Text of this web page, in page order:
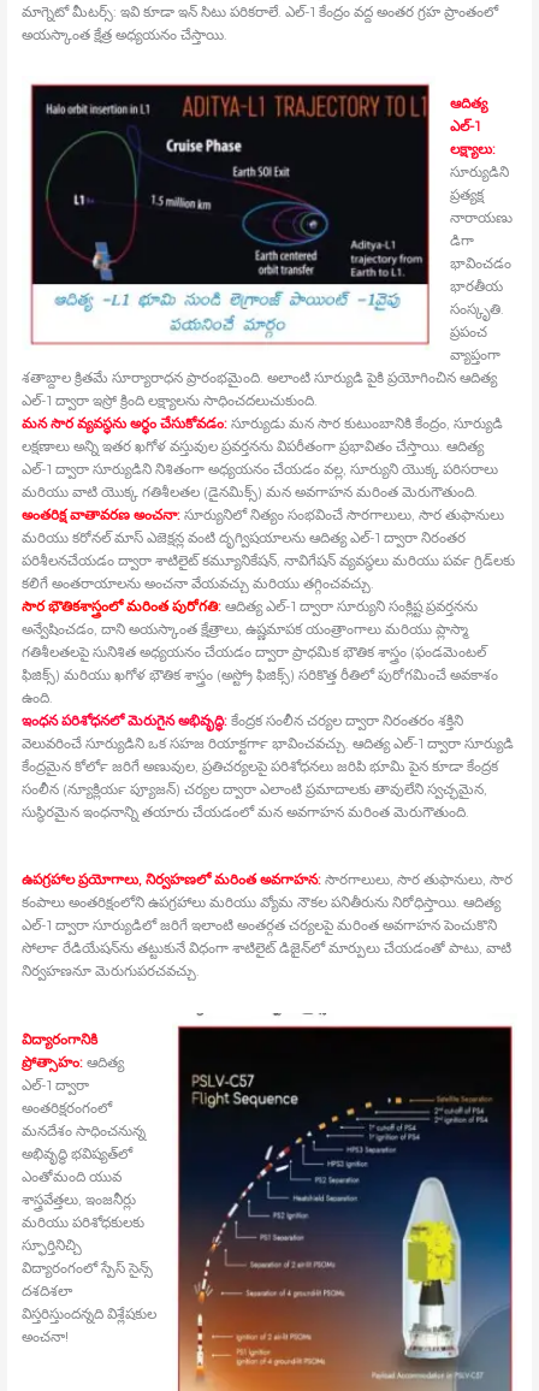
మాగ్నెటో మీటర్స్: ఇవి కూడా ఇన్‍ సిటు పరికరాలే. ఎల్‍-1 కేంద్రం వద్ద అంతర గ్రహ ప్రాంతంలో
అయస్కాంత క్షేత్ర అధ్యయనం చేస్తాయి.
ఆదిత్య
ఎల్‍-1
లక్ష్యాలు:
సూర్యుడిని
ప్రత్యక్ష
నారాయణు
డిగా
భావించడం
భారతీయ
సంస్కృతి.
ప్రపంచ
వ్యాప్తంగా
శతాబ్దాల క్రితమే సూర్యారాధన ప్రారంభమైంది. అలాంటి సూర్యుడి పైకి ప్రయోగించిన ఆదిత్య
ఎల్‍-1 ద్వారా ఇస్రో క్రింది లక్ష్యాలను సాధించదలుచుకుంది.
మన సౌర వ్యవస్థను అర్థం చేసుకోవడం: సూర్యుడు మన సౌర కుటుంబానికి కేంద్రం, సూర్యుడి
లక్షణాలు అన్ని ఇతర ఖగోళ వస్తువుల ప్రవర్తనను విపరీతంగా ప్రభావితం చేస్తాయి. ఆదిత్య
ఎల్‍-1 ద్వారా సూర్యుడిని నిశితంగా అధ్యయనం చేయడం వల్ల, సూర్యుని యొక్క పరిసరాలు
మరియు వాటి యొక్క గతిశీలతల (డైనమిక్స్) మన అవగాహన మరింత మెరుగౌతుంది.
అంతరిక్ష వాతావరణ అంచనా:సూర్యునిలో నిత్యం సంభవించే సౌరగాలులు, సౌర తుఫానులు
మరియు కరోనల్‍ మాస్‍ ఎజెక్షన్ల వంటి దృగ్విషయాలను ఆదిత్య ఎల్‍-1 ద్వారా నిరంతర
పరిశీలనచేయడం ద్వారా శాటిలైట్‍ కమ్యూనికేషన్‍, నావిగేషన్‍ వ్యవస్థలు మరియు పవర్‍ గ్రిడ్‍లకు
కలిగే అంతరాయాలను అంచనా వేయవచ్చు మరియు తగ్గించవచ్చు.
సౌర భౌతికశాస్త్రంలో మరింత పురోగతి:ఆదిత్య ఎల్‍-1 ద్వారా సూర్యుని సంక్లిష్ట ప్రవర్తనను
అన్వేషించడం, దాని అయస్కాంత క్షేత్రాలు, ఉష్ణమాపక యంత్రాంగాలు మరియు ప్లాస్మా
గతిశీలతలపై సునిశిత అధ్యయనం చేయడం ద్వారా ప్రాధమిక భౌతిక శాస్త్రం (ఫండమెంటల్‍
ఫిజిక్స్) మరియు ఖగోళ భౌతిక శాస్త్రం (అస్ట్రో ఫిజిక్స్) సరికొత్త రీతిలో పురోగమించే అవకాశం
ఉంది.
ఇంధన పరిశోధనలో మెరుగైన అభివృద్ధి:కేంద్రక సంలీన చర్యల ద్వారా నిరంతరం శక్తిని
వెలువరించే సూర్యుడిని ఒక సహజ రియాక్టర్‍గా భావించవచ్చు. ఆదిత్య ఎల్‍-1 ద్వారా సూర్యుడి
కేంద్రమైన కోర్‍లో జరిగే అణువుల, ప్రతిచర్యలపై పరిశోధనలు జరిపి భూమి పైన కూడా కేంద్రక
సంలీన (న్యూక్లియర్‍ ప్యూజన్‍) చర్యల ద్వారా ఎలాంటి ప్రమాదాలకు తావులేని స్వచ్ఛమైన,
సుస్థిరమైన ఇంధనాన్ని తయారు చేయడంలో మన అవగాహన మరింత మెరుగౌతుంది.
ఉపగ్రహాల ప్రయోగాలు, నిర్వహణలో మరింత అవగాహన:సౌరగాలులు, సౌర తుఫానులు, సౌర
కంపాలు అంతరిక్షంలోని ఉపగ్రహాలు మరియు వ్యోమ నౌకల పనితీరును నిరోధిస్తాయి. ఆదిత్య
ఎల్‍-1 ద్వారా సూర్యుడిలో జరిగే ఇలాంటి అంతర్గత చర్యలపై మరింత అవగాహన పెంచుకొని
సోలార్‍ రేడియేషన్‍ను తట్టుకునే విధంగా శాటిలైట్‍ డిజైన్‍లో మార్పులు చేయడంతో పాటు, వాటి
నిర్వహణనూ మెరుగుపరచవచ్చు.
విద్యారంగానికి
ప్రోత్సాహం:ఆదిత్య
ఎల్‍-1 ద్వారా
అంతరిక్షరంగంలో
మనదేశం సాధించనున్న
అభివృద్ధి భవిష్యత్‍లో
ఎంతోమంది యువ
శాస్త్రవేత్తలు, ఇంజనీర్లు
మరియు పరిశోధకులకు
స్ఫూర్తినిచ్చి
విద్యారంగంలో స్పేస్‍ సైన్స్
దశదిశలా
విస్తరిస్తుందన్నది విశ్లేషకుల
అంచనా!